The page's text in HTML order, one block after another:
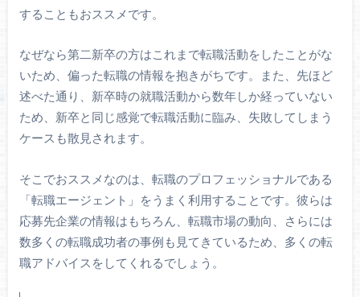
することもおススメです。
なぜなら第二新卒の方はこれまで転職活動をしたことがな
いため、偏った転職の情報を抱きがちです。また、先ほど
述べた通り、新卒時の就職活動から数年しか経っていない
ため、新卒と同じ感覚で転職活動に臨み、失敗してしまう
ケースも散見されます。
そこでおススメなのは、転職のプロフェッショナルである
「転職エージェント」をうまく利用することです。彼らは
応募先企業の情報はもちろん、転職市場の動向、さらには
数多くの転職成功者の事例も見てきているため、多くの転
職アドバイスをしてくれるでしょう。